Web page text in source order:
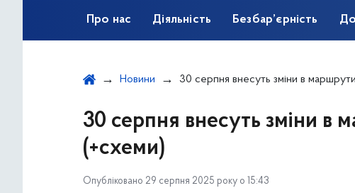
Про нас Діяльність Безбар’єрність
Новини 30 серпня внесуть зміни в маршрути тролейбусів №№
30 серпня внесуть зміни
(+схеми)
Опубліковано 29 серпня 2025 року о 15:43